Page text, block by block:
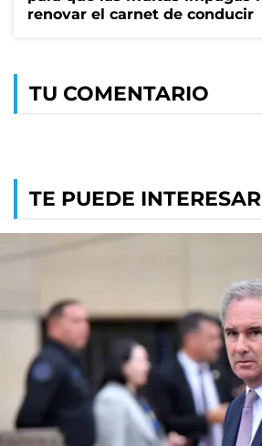
renovar el carnet de conducir
TU COMENTARIO
TE PUEDE INTERESAR